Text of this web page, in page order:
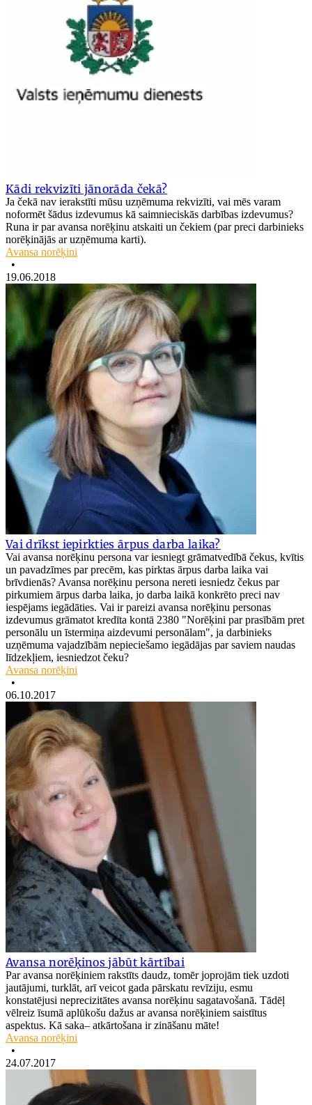
Kādi rekvizīti jānorāda čekā?
Ja čekā nav ierakstīti mūsu uzņēmuma rekvizīti, vai mēs varam
noformēt šādus izdevumus kā saimnieciskās darbības izdevumus?
Runa ir par avansa norēķinu atskaiti un čekiem (par preci darbinieks
norēķinājās ar uzņēmuma karti).
Avansa norēķini
•
19.06.2018
Vai drīkst iepirkties ārpus darba laika?
Vai avansa norēķinu persona var iesniegt grāmatvedībā čekus, kvītis
un pavadzīmes par precēm, kas pirktas ārpus darba laika vai
brīvdienās? Avansa norēķinu persona nereti iesniedz čekus par
pirkumiem ārpus darba laika, jo darba laikā konkrēto preci nav
iespējams iegādāties. Vai ir pareizi avansa norēķinu personas
izdevumus grāmatot kredīta kontā 2380 "Norēķini par prasībām pret
personālu un īstermiņa aizdevumi personālam", ja darbinieks
uzņēmuma vajadzībām nepieciešamo iegādājas par saviem naudas
līdzekļiem, iesniedzot čeku?
Avansa norēķini
•
06.10.2017
Avansa norēķinos jābūt kārtībai
Par avansa norēķiniem rakstīts daudz, tomēr joprojām tiek uzdoti
jautājumi, turklāt, arī veicot gada pārskatu revīziju, esmu
konstatējusi neprecizitātes avansa norēķinu sagatavošanā. Tādēļ
vēlreiz īsumā aplūkošu dažus ar avansa norēķiniem saistītus
aspektus. Kā saka– atkārtošana ir zināšanu māte!
Avansa norēķini
•
24.07.2017